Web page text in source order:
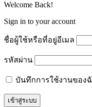
Welcome Back!
Sign in to your account
ชื่อผู้ใช้หรือที่อยู่อีเมล
รหัสผ่าน
บันทึกการใช้งานของ